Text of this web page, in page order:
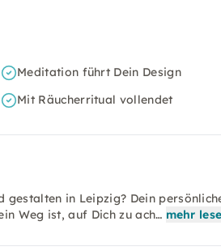
Meditation führt Dein Design
Mit Räucherritual vollendet
in Leipzig? Dein
Weg ist, auf Dich zu ach… mehr